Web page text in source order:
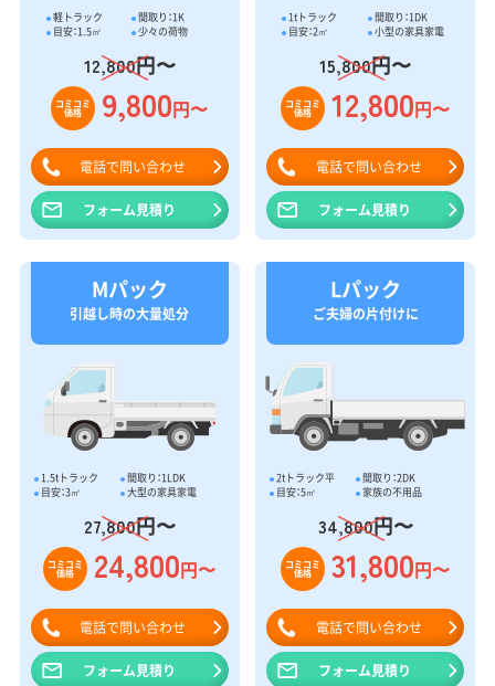
軽トラック
間取り：1K
目安：1.5㎥
少々の荷物
12,800円〜
コミコミ
価格 9,800円〜
電話で問い合わせ
フォーム見積り
1tトラック
間取り：1DK
目安：2㎥
小型の家具家電
15,800円〜
コミコミ
価格 12,800円〜
電話で問い合わせ
フォーム見積り
Mパック
引越し時の大量処分
1.5tトラック
間取り：1LDK
目安：3㎥
大型の家具家電
27,800円〜
コミコミ
価格 24,800円〜
電話で問い合わせ
フォーム見積り
Lパック
ご夫婦の片付けに
2tトラック平
間取り：2DK
目安：5㎥
家族の不用品
34,800円〜
コミコミ
価格 31,800円〜
電話で問い合わせ
フォーム見積り